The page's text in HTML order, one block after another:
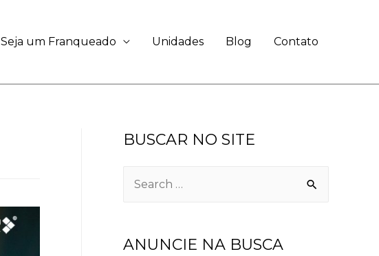
Seja um Franqueado Unidades Blog Contato
BUSCAR NO SITE
ANUNCIE NA BUSCA